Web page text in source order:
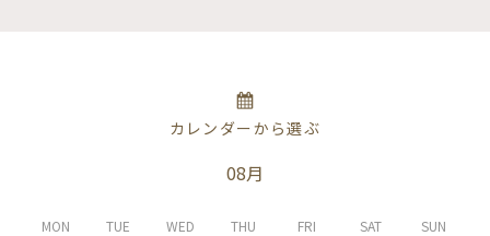
カレンダーから選ぶ
08月
MON TUE WED THU FRI SAT SUN